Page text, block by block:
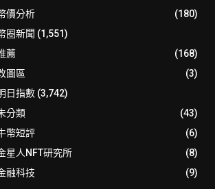
價分析
(180)
圈新聞 (1,551)
薦
(168)
圖區
(3)
日指數(3,742)
分類
(43)
幣短評
(6)
星人NFT研究所
(8)
融科技
(9)